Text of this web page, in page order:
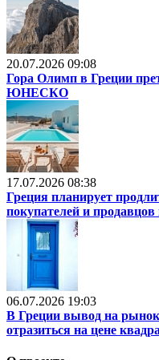
20.07.2026 09:08
Гора Олимп в Греции
ЮНЕСКО
17.07.2026 08:38
Греция планирует
покупателей и
06.07.2026 19:03
В Греции вывод на
отразиться на цене